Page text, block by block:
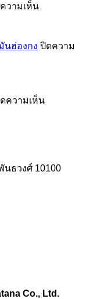
วามเห็นบน
และ
นฮ่องกง ปิดความ
ความเห็นบน
ซอส
นธวงศ์ 10100
Co., Ltd.